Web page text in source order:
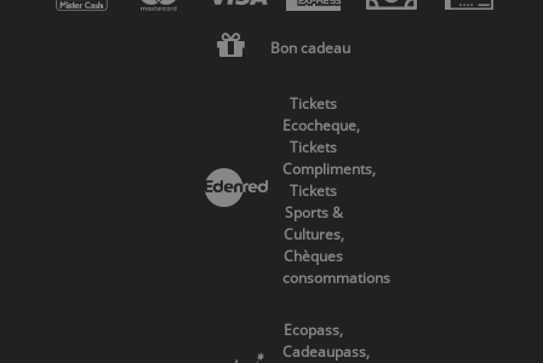
Bon cadeau
Tickets
Ecocheque,
Tickets
Compliments,
Tickets
Sports &
Cultures,
Chèques
consommations
Ecopass,
Cadeaupass,